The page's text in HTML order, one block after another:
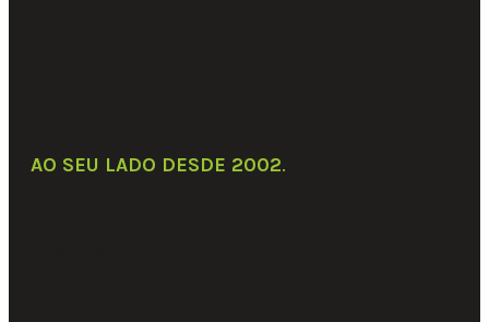
AO SEU LADO DESDE 2002.